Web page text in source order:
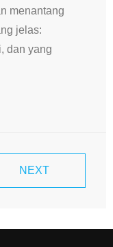
menantang
jelas:
dan yang
NEXT